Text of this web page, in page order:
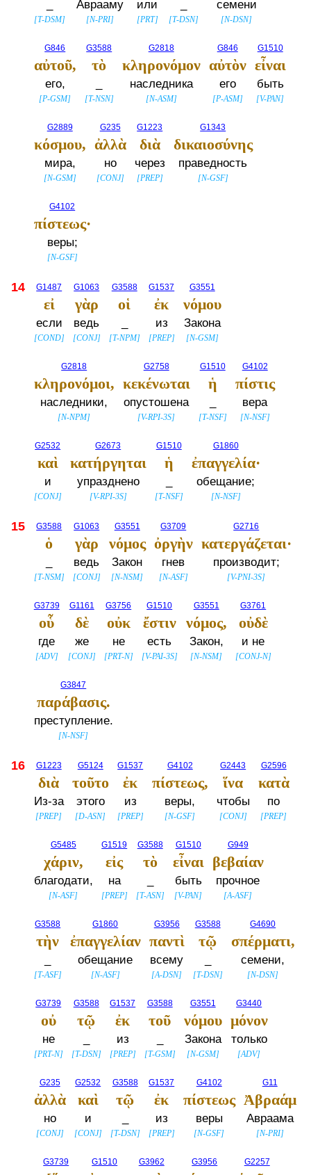
[T-DSM]
Аврааму
[N-PRI]
или
[PRT] [T-DSN]
семени
[N-DSN]
G846
αὐτοῦ,
его,
[P-GSM]
G3588
τὸ
[T-NSN]
G2818
κληρονόμον
наследника
[N-ASM]
G846
αὐτὸν
его
[P-ASM]
G1510
εἶναι
быть
[V-PAN]
G2889
κόσμου,
мира,
[N-GSM]
G235
ἀλλὰ
но
[CONJ]
G1223
διὰ
через
[PREP]
G1343
δικαιοσύνης
праведность
[N-GSF]
G4102
πίστεως·
веры;
[N-GSF]
14 G1487
εἰ
если
[COND]
G1063
γὰρ
ведь
[CONJ]
G3588
οἱ
[T-NPM]
G1537
ἐκ
из
[PREP]
G3551
νόμου
Закона
[N-GSM]
G2818
κληρονόμοι,
наследники,
[N-NPM]
G2758
κεκένωται
опустошена
[V-RPI-3S]
G1510
ἡ
[T-NSF]
G4102
πίστις
вера
[N-NSF]
G2532
καὶ
и
[CONJ]
G2673
κατήργηται
упразднено
[V-RPI-3S]
G1510
ἡ
[T-NSF]
G1860
ἐπαγγελία·
обещание;
[N-NSF]
15 G3588
ὁ
[T-NSM]
G1063
γὰρ
ведь
[CONJ]
G3551
νόμος
Закон
[N-NSM]
G3709
ὀργὴν
гнев
[N-ASF]
G2716
κατεργάζεται·
производит;
[V-PNI-3S]
G3739
οὗ
где
[ADV]
G1161
δὲ
же
[CONJ]
G3756
οὐκ
не
[PRT-N]
G1510
ἔστιν
есть
[V-PAI-3S]
G3551
νόμος,
Закон,
[N-NSM]
G3761
οὐδὲ
и не
[CONJ-N]
G3847
παράβασις.
преступление.
[N-NSF]
16 G1223
διὰ
Из-за
[PREP]
G5124
τοῦτο
этого
[D-ASN]
G1537
ἐκ
из
[PREP]
G4102
πίστεως,
веры,
[N-GSF]
G2443
ἵνα
чтобы
[CONJ]
G2596
κατὰ
по
[PREP]
G5485
χάριν,
благодати,
[N-ASF]
G1519
εἰς
на
[PREP]
G3588
τὸ
[T-ASN]
G1510
εἶναι
быть
[V-PAN]
G949
βεβαίαν
прочное
[A-ASF]
G3588
τὴν
[T-ASF]
G1860
ἐπαγγελίαν
обещание
[N-ASF]
G3956
παντὶ
всему
[A-DSN]
G3588
τῷ
[T-DSN]
G4690
σπέρματι,
семени,
[N-DSN]
G3739
οὐ
не
[PRT-N]
G3588
τῷ
[T-DSN]
G1537
ἐκ
из
[PREP]
G3588
τοῦ
[T-GSM]
G3551
νόμου
Закона
[N-GSM]
G3440
μόνον
только
[ADV]
G235
ἀλλὰ
но
[CONJ]
G2532
καὶ
и
[CONJ]
G3588
τῷ
[T-DSN]
G1537
ἐκ
из
[PREP]
G4102
πίστεως
веры
[N-GSF]
G11
Ἀβραάμ
Авраама
[N-PRI]
G3739 G1510 G3962 G3956 G2257